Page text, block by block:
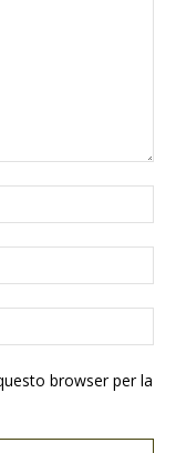
browser per la